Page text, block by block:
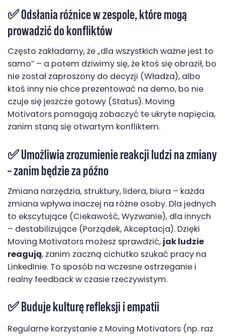
✅ Odsłania różnice w zespole, które mogą
prowadzić do konfliktów
Często zakładamy, że „dla wszystkich ważne jest to
samo” – a potem dziwimy się, że ktoś się obraził, bo
nie został zaproszony do decyzji (Władza), albo
ktoś inny nie chce prezentować na demo, bo nie
czuje się jeszcze gotowy (Status). Moving
Motivators pomagają zobaczyć te ukryte napięcia,
zanim staną się otwartym konfliktem.
✅ Umożliwiazrozumienie reakcji ludzi na zmiany
– zanim będzie za późno
Zmiana narzędzia, struktury, lidera, biura – każda
zmiana wpływa inaczej na różne osoby. Dla jednych
to ekscytujące (Ciekawość, Wyzwanie), dla innych
– destabilizujące (Porządek, Akceptacja). Dzięki
Moving Motivators możesz sprawdzić, jak ludzie
reagują, zanim zaczną cichutko szukać pracy na
LinkedInie. To sposób na wczesne ostrzeganie i
realny feedback w czasie rzeczywistym.
✅ Budujekulturę refleksji i empatii
Regularne korzystanie z Moving Motivators (np. raz